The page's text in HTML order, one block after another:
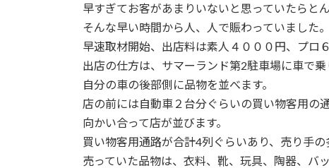
早すぎてお客があまりいないと思っていたらとん
そんな早い時間から人、人で賑わっていました。
早速取材開始、出店料は素人４０００円、プロ
出店の仕方は、サマーランド第2駐車場に車で乗
自分の車の後部側に品物を並べます。
店の前には自動車２台分ぐらいの買い物客用の通
向かい合って店が並びます。
買い物客用通路が合計4列ぐらいあり、売り手の
売っていた品物は、衣料、靴、玩具、陶器、バ